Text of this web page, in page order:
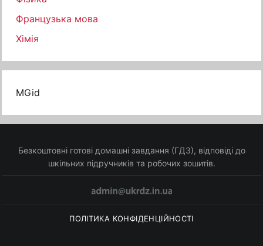
Французька мова
Хімія
MGid
Безкоштовні готові домашні завдання (ГДЗ), відповіді до
шкільних підручників та робочих зошитів.
ПОЛІТИКА КОНФІДЕНЦІЙНОСТІ